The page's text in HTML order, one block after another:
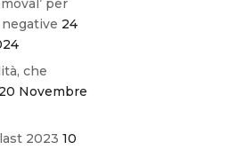
per
24
che
20 Novembre
2023 10